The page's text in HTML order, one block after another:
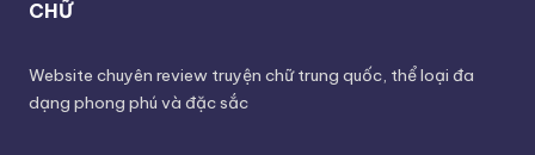
CHỮ
Website chuyên review truyện chữ trung quốc, thể loại đa
dạng phong phú và đặc sắc